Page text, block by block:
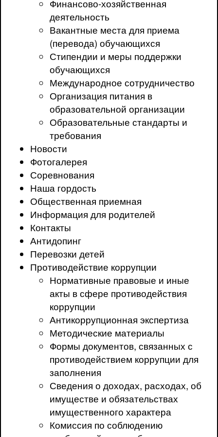
Финансово-хозяйственная
деятельность
Вакантные места для приема
(перевода) обучающихся
Стипендии и меры поддержки
обучающихся
Международное сотрудничество
Организация питания в
образовательной организации
Образовательные стандарты и
требования
Новости
Фотогалерея
Соревнования
Наша гордость
Общественная приемная
Информация для родителей
Контакты
Антидопинг
Перевозки детей
Противодействие коррупции
Нормативные правовые и иные
акты в сфере противодействия
коррупции
Антикоррупционная экспертиза
Методические материалы
Формы документов, связанных с
противодействием коррупции для
заполнения
Сведения о доходах, расходах, об
имуществе и обязательствах
имущественного характера
Комиссия по соблюдению